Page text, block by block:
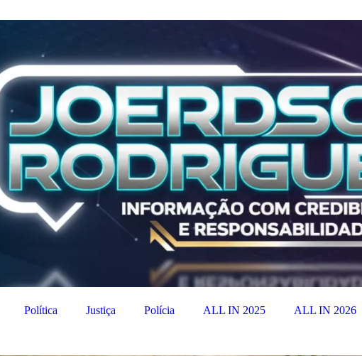
Política Justiça Polícia ALL IN 2025 ALL IN 2026